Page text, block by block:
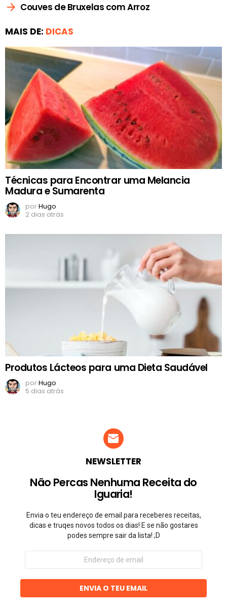
Couves de Bruxelas com Arroz
MAIS DE: DICAS
Técnicas para Encontrar uma Melancia
Madura e Sumarenta
porHugo
2 dias atrás
Produtos Lácteos para uma Dieta Saudável
porHugo
5 dias atrás
NEWSLETTER
Não Percas Nenhuma Receita do
Iguaria!
Envia o teu endereço de email para receberes receitas,
dicas e truqes novos todos os dias! E se não gostares
podes sempre sair da lista! ;D
Endereço
email
ENVIA O TEU EMAIL